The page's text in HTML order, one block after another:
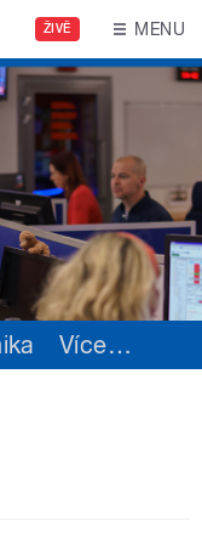
ŽIVĚ MENU
Více…